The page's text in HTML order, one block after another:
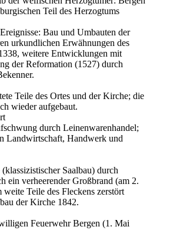
Teil des Herzogtums
Bau und Umbauten der
urkundlichen Erwähnungen des
weitere Entwicklungen mit
der Reformation (1527) durch
Teile des Ortes und der Kirche; die
wieder aufgebaut.
durch Leinenwarenhandel;
Landwirtschaft, Handwerk und
Saalbau) durch
ein verheerender Großbrand (am 2.
Teile des Fleckens zerstört
der Kirche 1842.
Feuerwehr Bergen (1. Mai